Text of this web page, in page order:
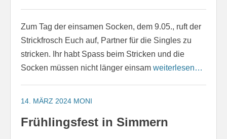
Zum Tag der einsamen Socken, dem 9.05., ruft der
Strickfrosch Euch auf, Partner für die Singles zu
stricken. Ihr habt Spass beim Stricken und die
Socken müssen nicht länger einsam weiterlesen…
14. MÄRZ 2024 MONI
Frühlingsfest in Simmern